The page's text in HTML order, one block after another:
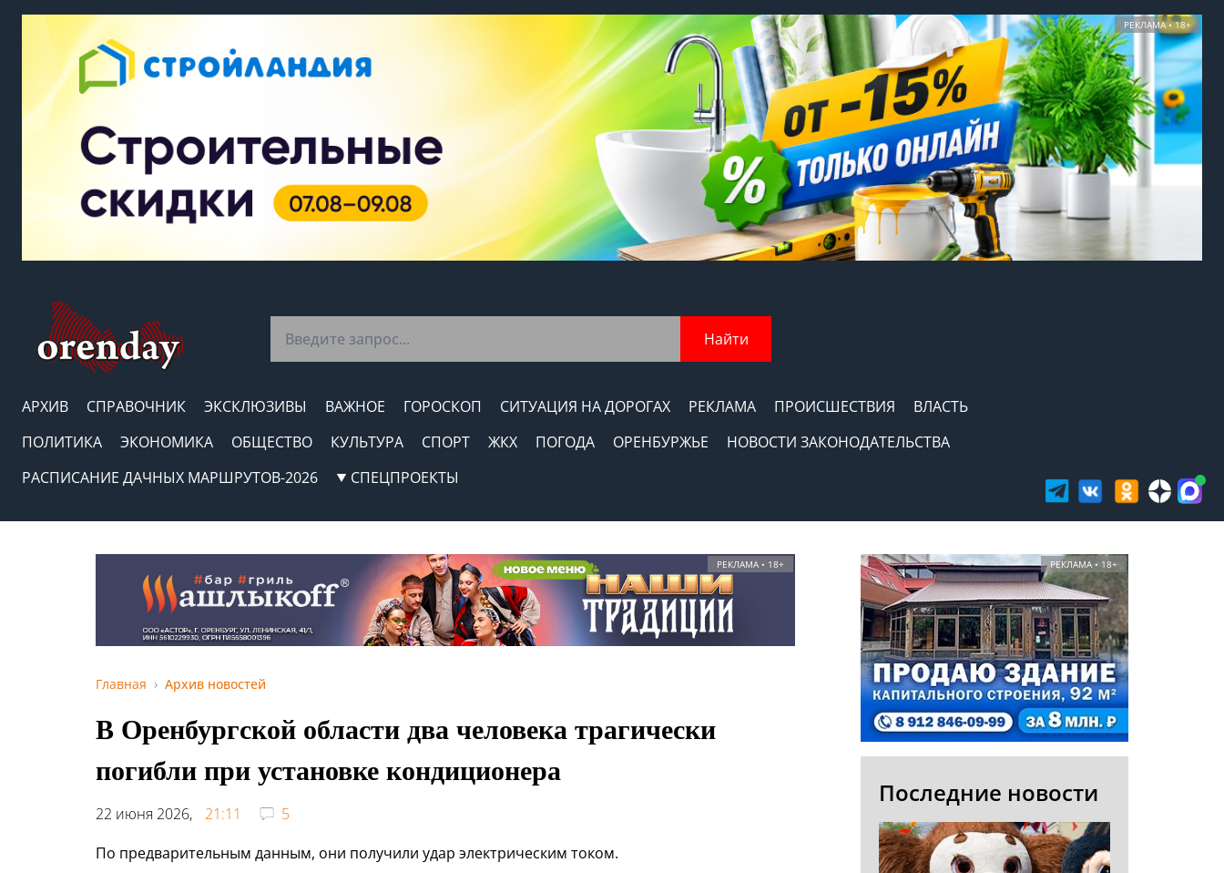
РЕКЛАМА • 18+
Найти
АРХИВ СПРАВОЧНИК ЭКСКЛЮЗИВЫ ВАЖНОЕ ГОРОСКОП СИТУАЦИЯ НА ДОРОГАХ РЕКЛАМА ПРОИСШЕСТВИЯ
ВЛАСТЬ
ПОЛИТИКА
ЭКОНОМИКА ОБЩЕСТВО КУЛЬТУРА СПОРТ ЖКХ ПОГОДА ОРЕНБУРЖЬЕ
НОВОСТИ ЗАКОНОДАТЕЛЬСТВА
РАСПИСАНИЕ ДАЧНЫХ МАРШРУТОВ-2026
СПЕЦПРОЕКТЫ
РЕКЛАМА • 18+
Главная Архив новостей
В Оренбургской области два человека трагически
погибли при установке кондиционера
22 июня 2026, 21:11
5
По предварительным данным, они получили удар электрическим током.
РЕКЛАМА • 18+
Последние новости